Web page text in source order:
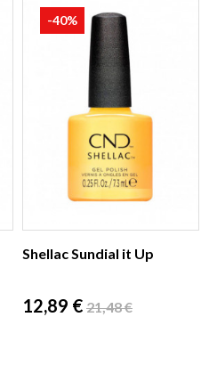
Shellac Sundial it Up
Prix
12,89 €Prix
21,48 €
-40%